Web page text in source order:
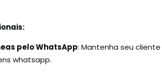
pelo WhatsApp: Mantenha seu
whatsapp.